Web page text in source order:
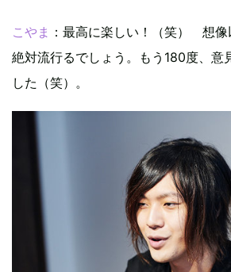
こやま ：最高に楽しい！（笑） 想像
絶対流行るでしょう。もう180度、意
した（笑）。